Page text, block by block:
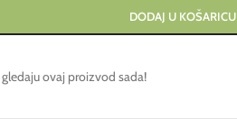
DODAJ U KOŠARICU
ovaj proizvod sada!